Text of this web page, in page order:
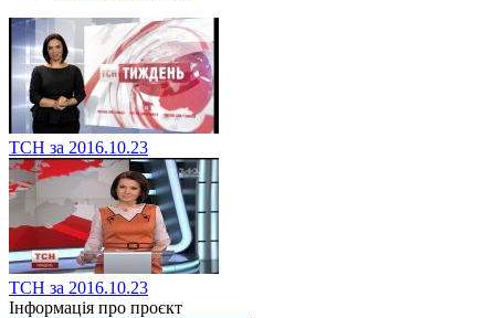
ТСН за 2016.10.23
ТСН за 2016.10.23
Інформація про проєкт